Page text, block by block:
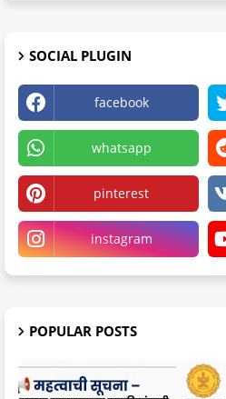
SOCIAL PLUGIN
facebook
whatsapp
pinterest
instagram
POPULAR POSTS